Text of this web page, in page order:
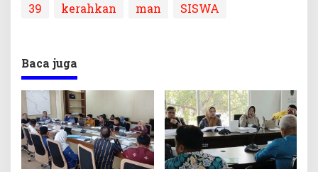
39
kerahkan man SISWA
Baca juga